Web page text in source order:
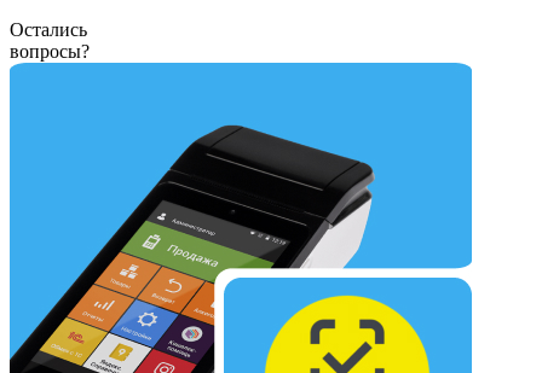
Остались
вопросы?